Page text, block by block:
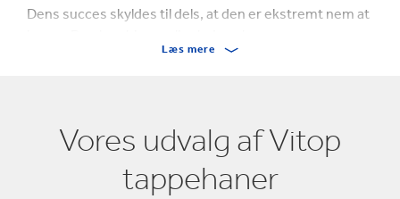
Dens succes skyldes til dels, at den er ekstremt nem at
bekvemmelighed og tilfører værdi til Bag-in-Box®
der sidder fast på emballagen via tuden, giver
produktet en enestående holdbarhed før og efter
Læs mere
Vores udvalg af Vitop
tappehaner